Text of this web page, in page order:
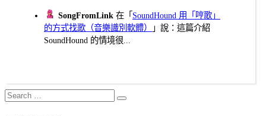
SongFromLink 在「 SoundHound 用「哼歌」
的方式找歌（音樂識別軟體）
」說：這篇介紹
SoundHound 的情境很...
Search
for:
Search